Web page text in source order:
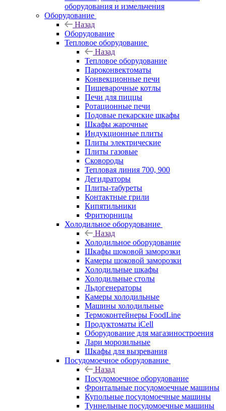
оборудования и измельчения
Оборудование
Назад
Оборудование
Тепловое оборудование
Назад
Тепловое оборудование
Пароконвектоматы
Конвекционные печи
Пищеварочные котлы
Печи для пиццы
Ротационные печи
Подовые пекарские шкафы
Шкафы жарочные
Индукционные плиты
Плиты электрические
Плиты газовые
Сковороды
Тепловая линия 700, 900
Дегидраторы
Плиты-табуреты
Контактные грили
Кипятильники
Фритюрницы
Холодильное оборудование
Назад
Холодильное оборудование
Шкафы шоковой заморозки
Камеры шоковой заморозки
Холодильные шкафы
Холодильные столы
Льдогенераторы
Камеры холодильные
Машины холодильные
Термоконтейнеры FoodLine
Продуктоматы iCell
Оборудование для магазиностроения
Лари морозильные
Шкафы для вызревания
Посудомоечное оборудование
Назад
Посудомоечное оборудование
Фронтальные посудомоечные машины
Купольные посудомоечные машины
Туннельные посудомоечные машины